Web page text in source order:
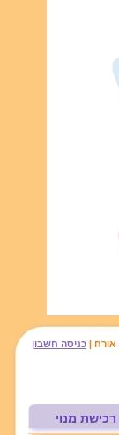
אורח |כניסה חשבון
רכישת מנוי